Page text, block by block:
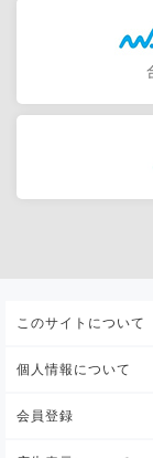
このサイトについて
個人情報について
会員登録